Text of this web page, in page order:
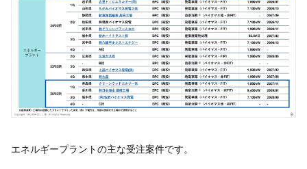
エネルギープラントの主な受注案件です。